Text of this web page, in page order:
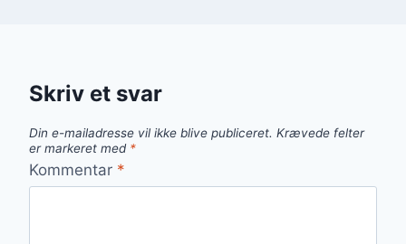
Skriv et svar
Din e-mailadresse vil ikke blive publiceret. Krævede felter
er markeret med *
Kommentar *